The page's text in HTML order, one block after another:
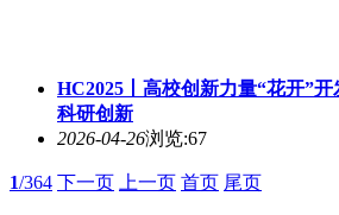
HC2025丨高校创新力量“花开”
科研创新
2026-04-26浏览:67
1/364 下一页 上一页 首页 尾页